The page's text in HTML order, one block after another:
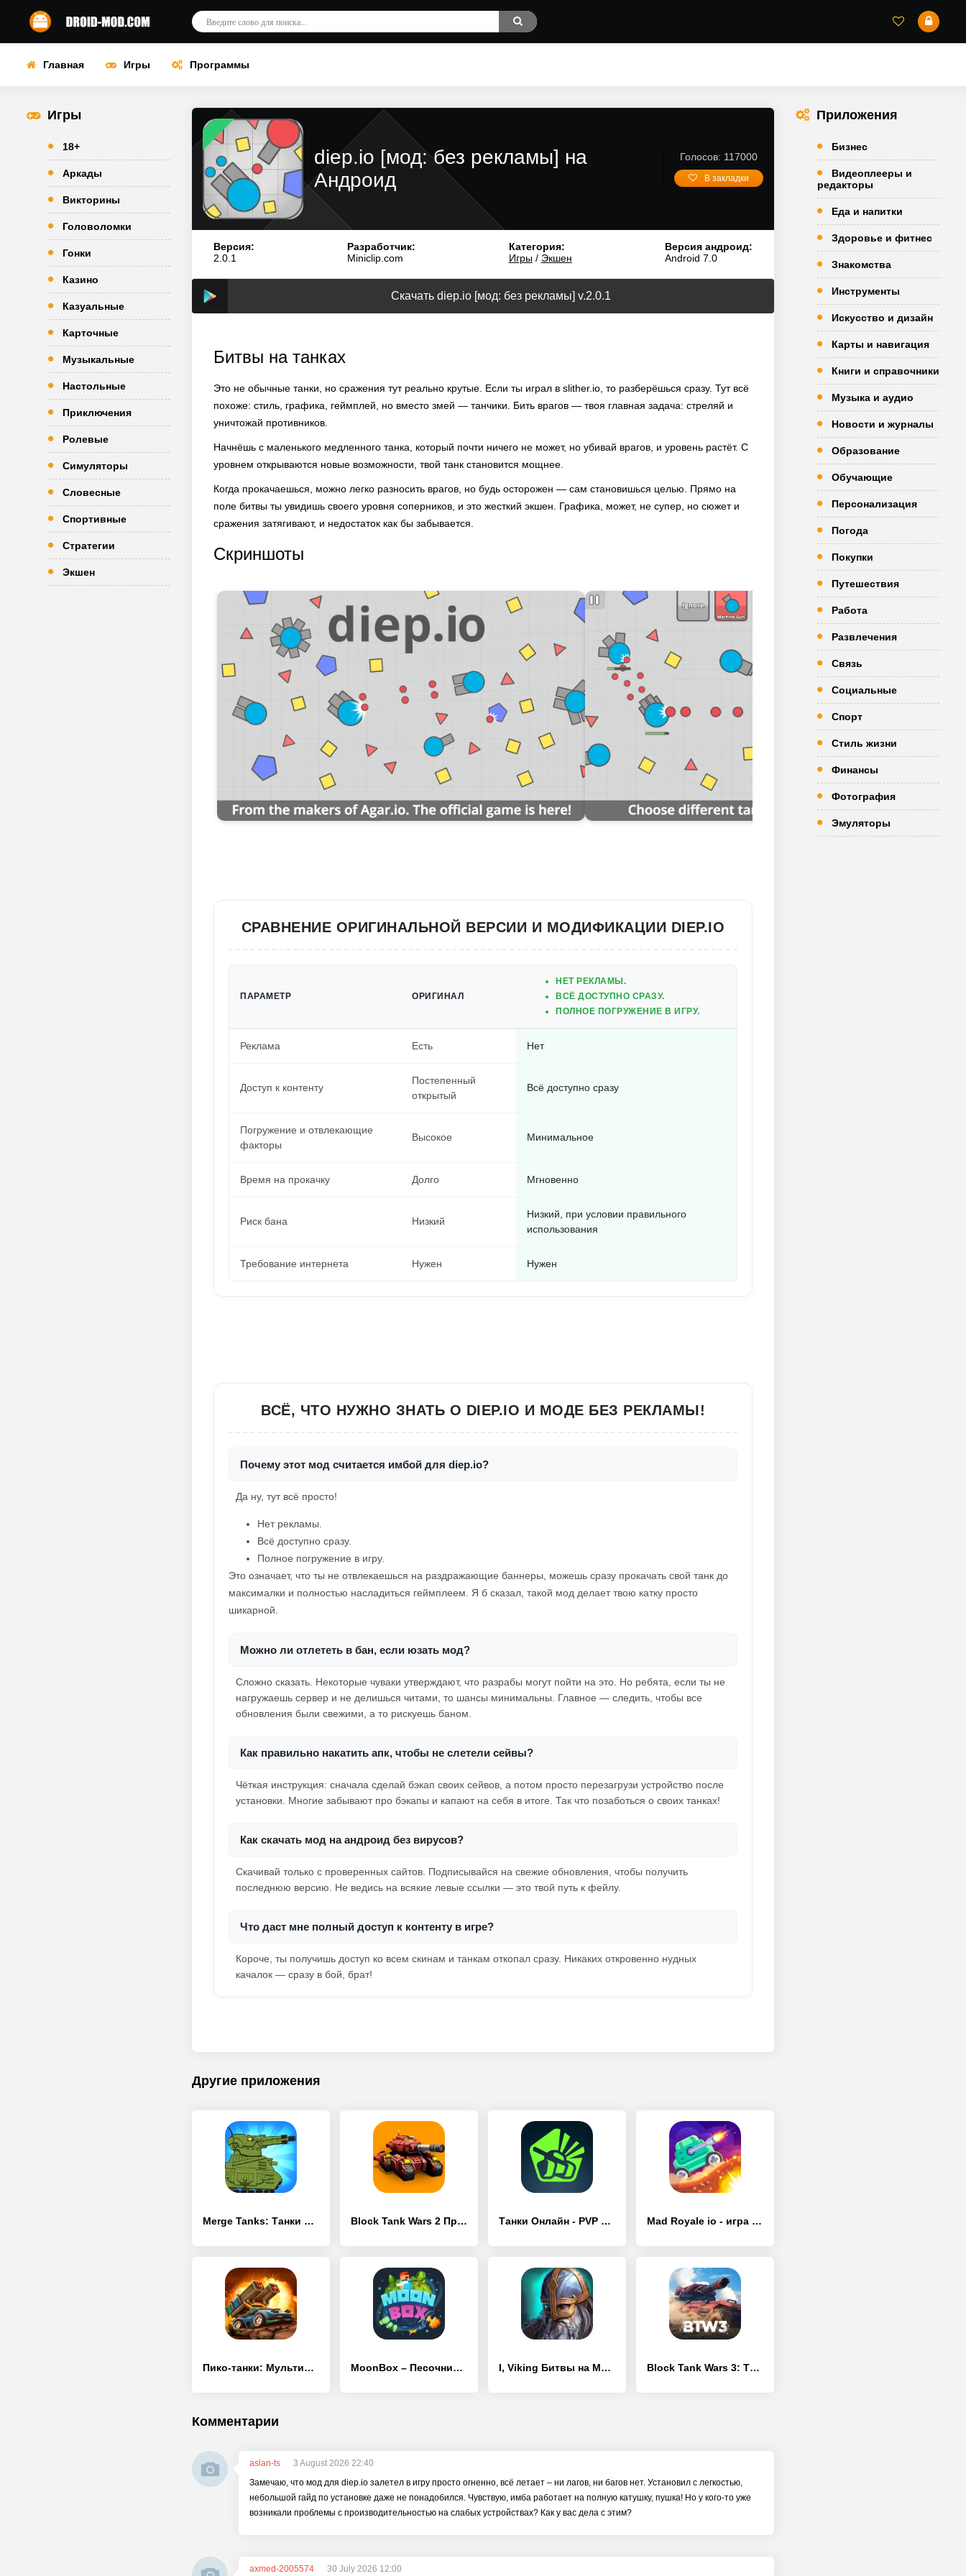
Главная Игры Программы
Игры
18+
Аркады
Викторины
Головоломки
Гонки
Казино
Казуальные
Карточные
Музыкальные
Настольные
Приключения
Ролевые
Симуляторы
Словесные
Спортивные
Стратегии
Экшен
diep.io [мод: без рекламы] на
Андроид
Голосов: 117000
В закладки
Версия:
2.0.1
Разработчик:
Miniclip.com
Категория:
Игры/ Экшен
Версия андроид:
Android 7.0
Скачать diep.io [мод: без рекламы] v.2.0.1
Битвы на танках
Это не обычные танки, но сражения тут реально крутые. Если ты играл в slither.io, то разберёшься сразу. Тут всё
похоже: стиль, графика, геймплей, но вместо змей — танчики. Бить врагов — твоя главная задача: стреляй и
уничтожай противников.
Начнёшь с маленького медленного танка, который почти ничего не может, но убивай врагов, и уровень растёт. С
уровнем открываются новые возможности, твой танк становится мощнее.
Когда прокачаешься, можно легко разносить врагов, но будь осторожен — сам становишься целью. Прямо на
поле битвы ты увидишь своего уровня соперников, и это жесткий экшен. Графика, может, не супер, но сюжет и
сражения затягивают, и недостаток как бы забывается.
Скриншоты
СРАВНЕНИЕ ОРИГИНАЛЬНОЙ ВЕРСИИ И МОДИФИКАЦИИ DIEP.IO
ПАРАМЕТР ОРИГИНАЛ
НЕТ РЕКЛАМЫ.
ВСЁ ДОСТУПНО СРАЗУ.
ПОЛНОЕ ПОГРУЖЕНИЕ В ИГРУ.
Реклама Есть Нет
Доступ к контенту
Постепенный
открытый
Всё доступно сразу
Погружение и отвлекающие
факторы
Высокое Минимальное
Время на прокачку Долго Мгновенно
Риск бана Низкий
Низкий, при условии правильного
использования
Требование интернета Нужен Нужен
ВСЁ, ЧТО НУЖНО ЗНАТЬ О DIEP.IO И МОДЕ БЕЗ РЕКЛАМЫ!
Почему этот мод считается имбой для diep.io?
Да ну, тут всё просто!
Нет рекламы.
Всё доступно сразу.
Полное погружение в игру.
Это означает, что ты не отвлекаешься на раздражающие баннеры, можешь сразу прокачать свой танк до
максималки и полностью насладиться геймплеем. Я б сказал, такой мод делает твою катку просто
шикарной.
Можно ли отлететь в бан, если юзать мод?
Сложно сказать. Некоторые чуваки утверждают, что разрабы могут пойти на это. Но ребята, если ты не
нагружаешь сервер и не делишься читами, то шансы минимальны. Главное — следить, чтобы все
обновления были свежими, а то рискуешь баном.
Как правильно накатить апк, чтобы не слетели сейвы?
Чёткая инструкция: сначала сделай бэкап своих сейвов, а потом просто перезагрузи устройство после
установки. Многие забывают про бэкапы и капают на себя в итоге. Так что позаботься о своих танках!
Как скачать мод на андроид без вирусов?
Скачивай только с проверенных сайтов. Подписывайся на свежие обновления, чтобы получить
последнюю версию. Не ведись на всякие левые ссылки — это твой путь к фейлу.
Что даст мне полный доступ к контенту в игре?
Короче, ты получишь доступ ко всем скинам и танкам откопал сразу. Никаких откровенно нудных
качалок — сразу в бой, брат!
Другие приложения
Merge Tanks: Танки vs Танчики Block Tank Wars 2 Премиум Танки Онлайн - PVP шутер Mad Royale io - игра танчики
Пико-танки: Мультиплеер MoonBox – Песочница. Симулятор битвы зомби! I, Viking Битвы на Мечах и Сражения Викингов Block Tank Wars 3: Танк Шутер
Комментарии
aslan-ts
3 August 2026 22:40
Замечаю, что мод для diep.io залетел в игру просто огненно, всё летает – ни лагов, ни багов нет. Установил с легкостью,
небольшой гайд по установке даже не понадобился. Чувствую, имба работает на полную катушку, пушка! Но у кого-то уже
возникали проблемы с производительностью на слабых устройствах? Как у вас дела с этим?
axmed-2005574 30 July 2026 12:00
Приложения
Бизнес
Видеоплееры и
редакторы
Еда и напитки
Здоровье и фитнес
Знакомства
Инструменты
Искусство и дизайн
Карты и навигация
Книги и справочники
Музыка и аудио
Новости и журналы
Образование
Обучающие
Персонализация
Погода
Покупки
Путешествия
Работа
Развлечения
Связь
Социальные
Спорт
Стиль жизни
Финансы
Фотография
Эмуляторы